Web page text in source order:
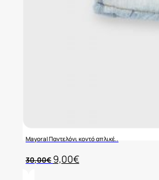
Mayoral Παντελόνι κοντό απλικέ..
30,00€ Original
price
9,00€Η
τρέχουσα